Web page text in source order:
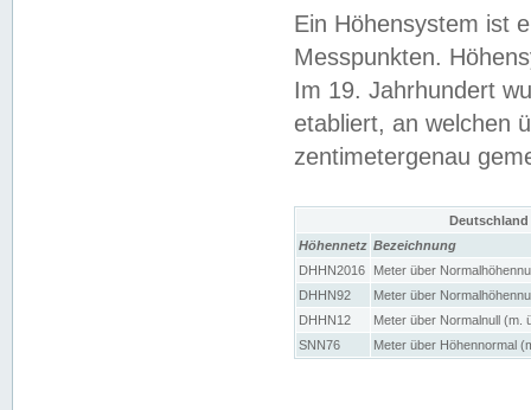
Ein Höhensystem ist
Messpunkten.
Im 19. Jahrhundert
etabliert, an welchen
zentimetergenau
Höhennetz Bezeichnung
DHHN2016
Meter über
DHHN92
Meter über
DHHN12
Meter über Normalnull (m.
SNN76
Meter über Höhennormal